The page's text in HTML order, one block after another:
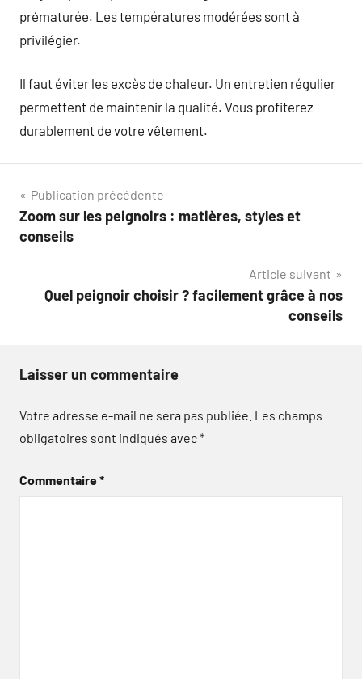
prématurée. Les températures modérées sont à
privilégier.
Il faut éviter les excès de chaleur. Un entretien régulier
permettent de maintenir la qualité. Vous profiterez
durablement de votre vêtement.
Navigation
de
Publication précédente
Zoom sur les peignoirs : matières, styles et
conseils
Article suivant
Quel peignoir choisir ? facilement grâce à nos
conseils
Laisser un commentaire
Votre adresse e-mail ne sera pas publiée. Les champs
obligatoires sont indiqués avec*
Commentaire*